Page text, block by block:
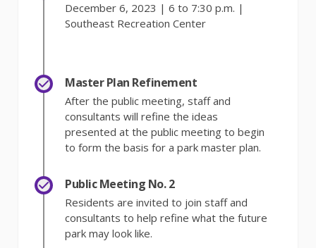
December 6, 2023 | 6 to 7:30 p.m. |
Southeast Recreation Center
Master Plan Refinement
After the public meeting, staff and
consultants will refine the ideas
presented at the public meeting to begin
to form the basis for a park master plan.
Public Meeting No. 2
Residents are invited to join staff and
consultants to help refine what the future
park may look like.